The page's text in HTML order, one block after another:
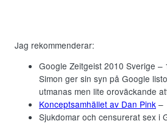
Jag rekommenderar:
Google Zeitgeist 2010 Sverige –
Simon ger sin syn på Google
utmanas men lite oroväckande
Konceptsamhället av Dan Pink –
Sjukdomar och censurerat sex i